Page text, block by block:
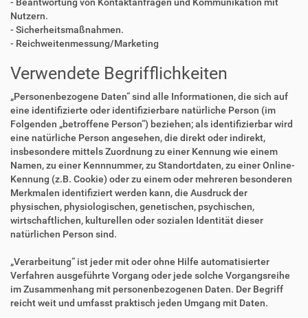
- Beantwortung von Kontaktanfragen und Kommunikation mit
Nutzern.
- Sicherheitsmaßnahmen.
- Reichweitenmessung/Marketing
Verwendete Begrifflichkeiten
„Personenbezogene Daten“ sind alle Informationen, die sich auf
eine identifizierte oder identifizierbare natürliche Person (im
Folgenden „betroffene Person“) beziehen; als identifizierbar wird
eine natürliche Person angesehen, die direkt oder indirekt,
insbesondere mittels Zuordnung zu einer Kennung wie einem
Namen, zu einer Kennnummer, zu Standortdaten, zu einer Online-
Kennung (z.B. Cookie) oder zu einem oder mehreren besonderen
Merkmalen identifiziert werden kann, die Ausdruck der
physischen, physiologischen, genetischen, psychischen,
wirtschaftlichen, kulturellen oder sozialen Identität dieser
natürlichen Person sind.
„Verarbeitung“ ist jeder mit oder ohne Hilfe automatisierter
Verfahren ausgeführte Vorgang oder jede solche Vorgangsreihe
im Zusammenhang mit personenbezogenen Daten. Der Begriff
reicht weit und umfasst praktisch jeden Umgang mit Daten.